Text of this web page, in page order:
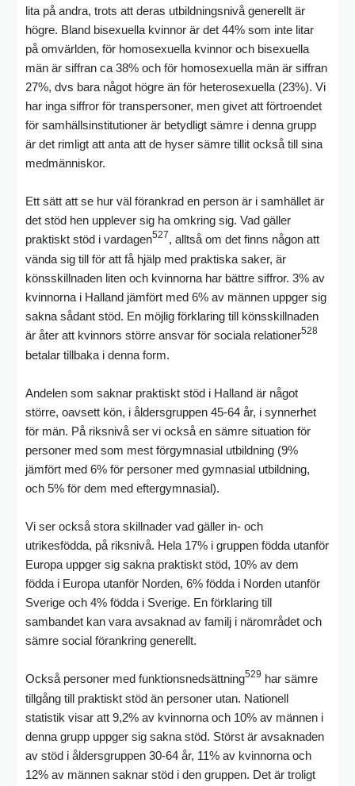
lita på andra, trots att deras utbildningsnivå generellt är
högre. Bland bisexuella kvinnor är det 44% som inte litar
på omvärlden, för homosexuella kvinnor och bisexuella
män är siffran ca 38% och för homosexuella män är siffran
27%, dvs bara något högre än för heterosexuella (23%). Vi
har inga siffror för transpersoner, men givet att förtroendet
för samhällsinstitutioner är betydligt sämre i denna grupp
är det rimligt att anta att de hyser sämre tillit också till sina
medmänniskor.
Ett sätt att se hur väl förankrad en person är i samhället är
det stöd hen upplever sig ha omkring sig. Vad gäller
praktiskt stöd i vardagen527, alltså om det finns någon att
vända sig till för att få hjälp med praktiska saker, är
könsskillnaden liten och kvinnorna har bättre siffror. 3% av
kvinnorna i Halland jämfört med 6% av männen uppger sig
sakna sådant stöd. En möjlig förklaring till könsskillnaden
är åter att kvinnors större ansvar för sociala relationer528
betalar tillbaka i denna form.
Andelen som saknar praktiskt stöd i Halland är något
större, oavsett kön, i åldersgruppen 45-64 år, i synnerhet
för män. På riksnivå ser vi också en sämre situation för
personer med som mest förgymnasial utbildning (9%
jämfört med 6% för personer med gymnasial utbildning,
och 5% för dem med eftergymnasial).
Vi ser också stora skillnader vad gäller in- och
utrikesfödda, på riksnivå. Hela 17% i gruppen födda utanför
Europa uppger sig sakna praktiskt stöd, 10% av dem
födda i Europa utanför Norden, 6% födda i Norden utanför
Sverige och 4% födda i Sverige. En förklaring till
sambandet kan vara avsaknad av familj i närområdet och
sämre social förankring generellt.
Också personer med funktionsnedsättning529 har sämre
tillgång till praktiskt stöd än personer utan. Nationell
statistik visar att 9,2% av kvinnorna och 10% av männen i
denna grupp uppger sig sakna stöd. Störst är avsaknaden
av stöd i åldersgruppen 30-64 år, 11% av kvinnorna och
12% av männen saknar stöd i den gruppen. Det är troligt